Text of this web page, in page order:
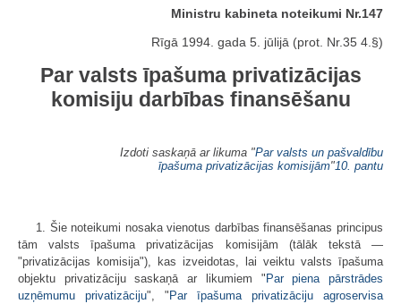
Ministru kabineta noteikumi Nr.147
Rīgā 1994. gada 5. jūlijā (prot. Nr.35 4.§)
Par valsts īpašuma privatizācijas
komisiju darbības finansēšanu
Izdoti saskaņā ar likuma "Par valsts un pašvaldību
īpašuma privatizācijas komisijām"10. pantu
1. Šie noteikumi nosaka vienotus darbības finansēšanas principus
tām valsts īpašuma privatizācijas komisijām (tālāk tekstā —
"privatizācijas komisija"), kas izveidotas, lai veiktu valsts īpašuma
objektu privatizāciju saskaņā ar likumiem "Par piena pārstrādes
uzņēmumu privatizāciju", "Par īpašuma privatizāciju agroservisa